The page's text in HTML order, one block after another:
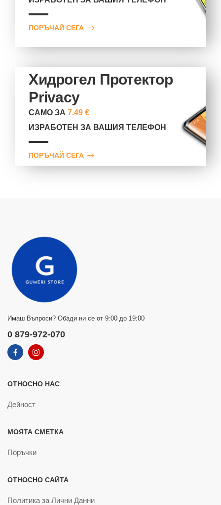
ПОРЪЧАЙ СЕГА
Хидрогел Протектор
Privacy
САМО ЗА7.49 €
ИЗРАБОТЕН ЗА ВАШИЯ ТЕЛЕФОН
ПОРЪЧАЙ СЕГА
Имаш Въпроси? Обади ни се от 9:00 до 19:00
0 879-972-070
ОТНОСНО НАС
Дейност
МОЯТА СМЕТКА
Поръчки
ОТНОСНО САЙТА
Политика за Лични Данни